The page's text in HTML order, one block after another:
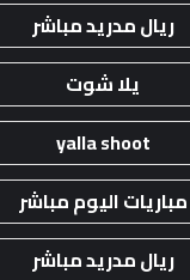
ريال مدريد مباشر
يلا شوت
yalla shoot
مباريات اليوم مباشر
ريال مدريد مباشر